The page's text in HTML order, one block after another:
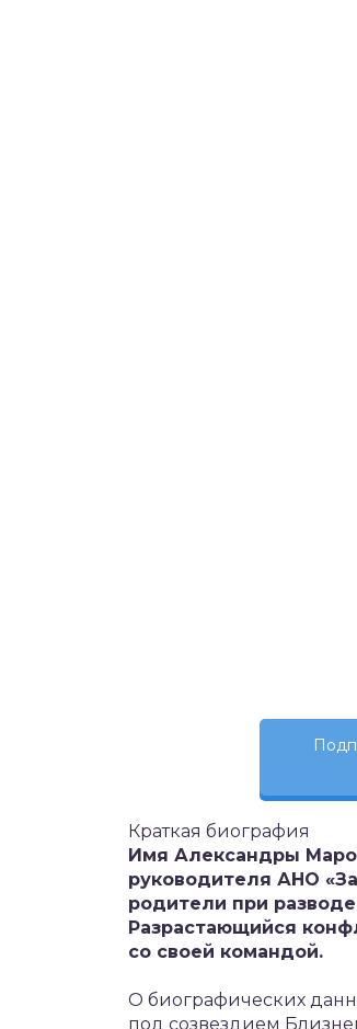
Краткая биография
Имя Александры
руководителя АНО
родители при
Разрастающийся
со своей командой.
О биографических
под созвездием